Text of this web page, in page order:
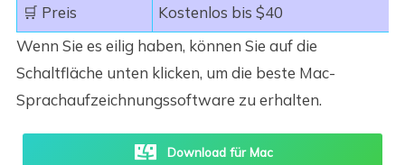
🛒 Preis
Kostenlos bis $40
Wenn Sie es eilig haben, können Sie auf die
Schaltfläche unten klicken, um die beste Mac-
Sprachaufzeichnungssoftware zu erhalten.
Download für Mac